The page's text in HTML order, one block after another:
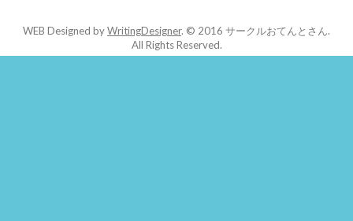
WEB Designed byWritingDesigner. © 2016 サークルおてんとさん.
All Rights Reserved.